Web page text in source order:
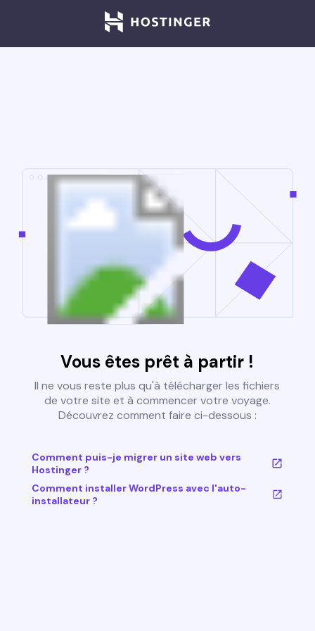
Vous êtes prêt à partir !
Il ne vous reste plus qu'à télécharger les fichiers
de votre site et à commencer votre voyage.
Découvrez comment faire ci-dessous :
Comment puis-je migrer un site web vers
Hostinger ?
Comment installer WordPress avec l'auto-
installateur ?